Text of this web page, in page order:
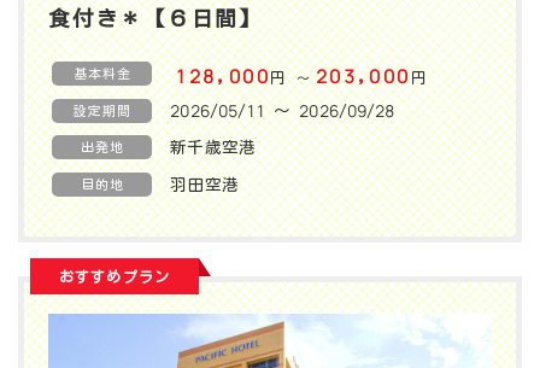
食付き＊【６日間】
基本料金 128,000円〜203,000円
設定期間 2026/05/11 〜 2026/09/28
出発地 新千歳空港
目的地 羽田空港
おすすめプラン